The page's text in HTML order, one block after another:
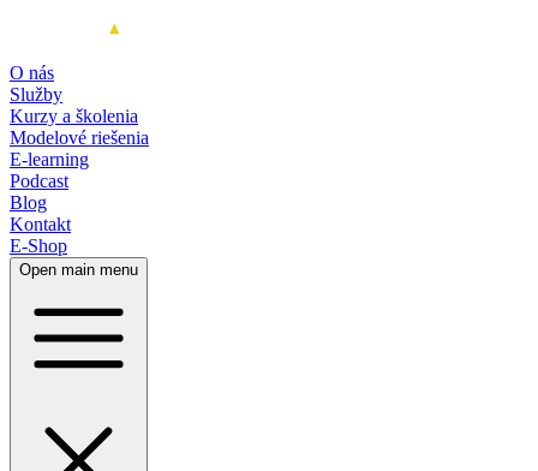
O nás
Služby
Kurzy a školenia
Modelové riešenia
E-learning
Podcast
Blog
Kontakt
E-Shop
Open main menu